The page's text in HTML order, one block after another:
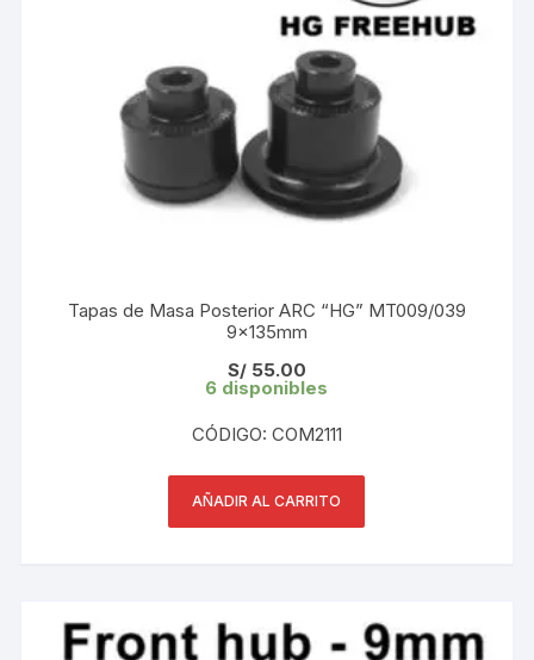
Tapas de Masa Posterior ARC “HG” MT009/039
9×135mm
S/55.00
6 disponibles
CÓDIGO: COM2111
AÑADIR AL CARRITO